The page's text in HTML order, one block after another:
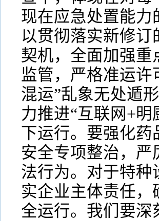
现在应急处置能力
以贯彻落实新修
契机，全面加强
监管，严格准运许
混运”乱象无处遁
力推进“互联网+
下运行。要强化
安全专项整治，
法行为。对于特
实企业主体责任
全运行。我们要